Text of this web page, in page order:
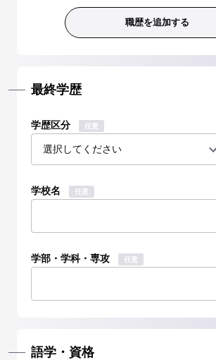
最終学歴
学歴区分 任意
学校名 任意
学部・学科・専攻 任意
語学・資格